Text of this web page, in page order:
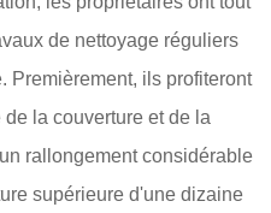
de nettoyage réguliers
Premièrement, ils profiteront
la couverture et de la
rallongement considérable
supérieure d'une dizaine